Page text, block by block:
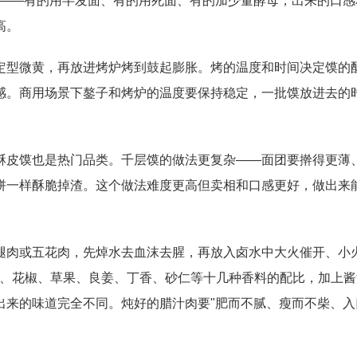
微黄，再放进烤炉烤到鼓起膨胀。烤的温度和时间决定馍的
商用场景下鏊子和烤炉的温度要保持稳定，一批馍放进去的
皮馍也是热门品类。千层馍的做法更复杂——面团要擀得更薄
样酥脆掉渣。这个做法难度更高但卖相和口感更好，做出来
或五花肉，先焯水去血沫去腥，再放入卤水中大火催开、小
椒、草果、良姜、丁香、砂仁等十几种香料的配比，加上
的味道完全不同。炖好的腊汁肉要"肥而不腻、瘦而不柴、